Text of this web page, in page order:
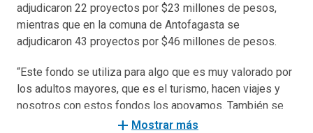
adjudicaron 22 proyectos por $23 millones de pesos,
mientras que en la comuna de Antofagasta se
adjudicaron 43 proyectos por $46 millones de pesos.
“Este fondo se utiliza para algo que es muy valorado por
los adultos mayores, que es el turismo, hacen viajes y
nosotros con estos fondos los apoyamos. También se
utiliza para actividades de recreación y bienestar, como
add Mostrar más